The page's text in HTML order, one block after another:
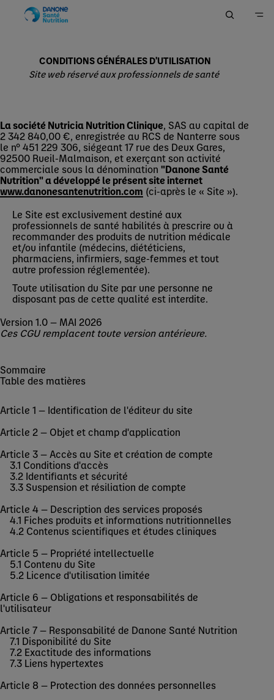
CONDITIONS GÉNÉRALES D'UTILISATION
Site web réservé aux professionnels de santé
La société Nutricia Nutrition Clinique, SAS au capital de
2 342 840,00 €, enregistrée au RCS de Nanterre sous
le n° 451 229 306, siégeant 17 rue des Deux Gares,
92500 Rueil-Malmaison, et exerçant son activité
commerciale sous la dénomination "Danone Santé
Nutrition" a développé le présent site internet
www.danonesantenutrition.com (ci-après le « Site »).
Le Site est exclusivement destiné aux
professionnels de santé habilités à prescrire ou à
recommander des produits de nutrition médicale
et/ou infantile (médecins, diététiciens,
pharmaciens, infirmiers, sage-femmes et tout
autre profession réglementée).
Toute utilisation du Site par une personne ne
disposant pas de cette qualité est interdite.
Version 1.0 — MAI 2026
Ces CGU remplacent toute version antérieure.
Sommaire
Table des matières
Article 1 — Identification de l'éditeur du site
Article 2 — Objet et champ d'application
Article 3 — Accès au Site et création de compte
3.1 Conditions d'accès
3.2 Identifiants et sécurité
3.3 Suspension et résiliation de compte
Article 4 — Description des services proposés
4.1 Fiches produits et informations nutritionnelles
4.2 Contenus scientifiques et études cliniques
Article 5 — Propriété intellectuelle
5.1 Contenu du Site
5.2 Licence d'utilisation limitée
Article 6 — Obligations et responsabilités de
l'utilisateur
Article 7 — Responsabilité de Danone Santé Nutrition
7.1 Disponibilité du Site
7.2 Exactitude des informations
7.3 Liens hypertextes
Article 8 — Protection des données personnelles